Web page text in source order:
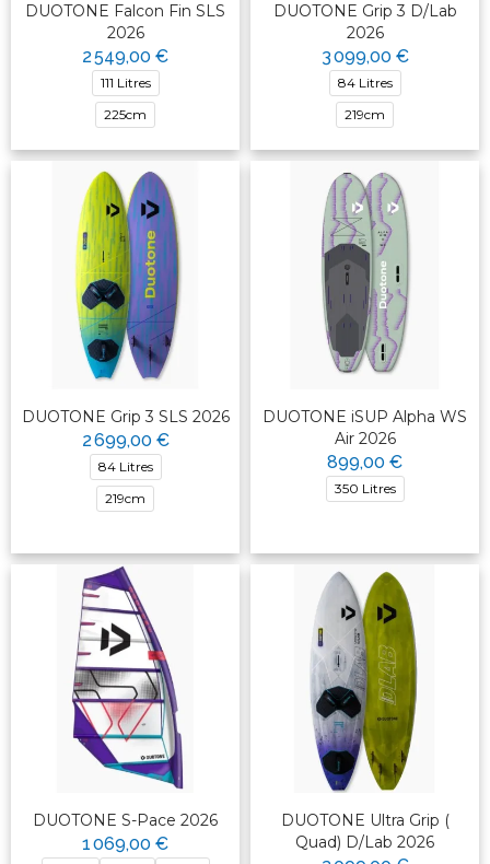
DUOTONE Falcon Fin SLS
2026
2 549,00 €
111 Litres
225cm
DUOTONE Grip 3 D/Lab
2026
3 099,00 €
84 Litres
219cm
DUOTONE Grip 3 SLS 2026
2 699,00 €
84 Litres
219cm
DUOTONE iSUP Alpha WS
Air 2026
899,00 €
350 Litres
DUOTONE S-Pace 2026
1 069,00 €
DUOTONE Ultra Grip (
Quad) D/Lab 2026